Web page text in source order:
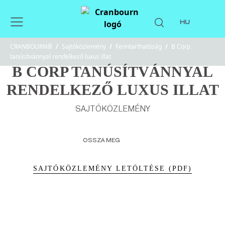
HU
CRANBOURN® / Sajtóközlemény / Fenntarthatóság / B Corp
tanúsítvánnyal rendelkező luxus illat
B CORP TANÚSÍTVÁNNYAL
RENDELKEZŐ LUXUS ILLAT
SAJTÓKÖZLEMÉNY
OSSZA MEG
SAJTÓKÖZLEMÉNY LETÖLTÉSE (PDF)